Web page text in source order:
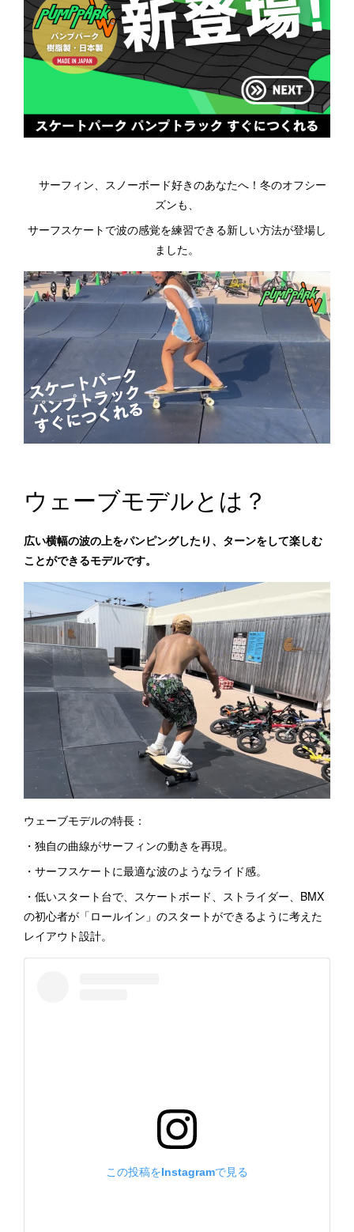
サーフィン、スノーボード好きのあなたへ！冬のオフシー
ズンも、
サーフスケートで波の感覚を練習できる新しい方法が登場し
ました。
ウェーブモデルとは？
広い横幅の波の上をパンピングしたり、ターンをして楽しむ
ことができるモデルです。
ウェーブモデルの特長：
・独自の曲線がサーフィンの動きを再現。
・サーフスケートに最適な波のようなライド感。
・低いスタート台で、スケートボード、ストライダー、BMX
の初心者が「ロールイン」のスタートができるように考えた
レイアウト設計。